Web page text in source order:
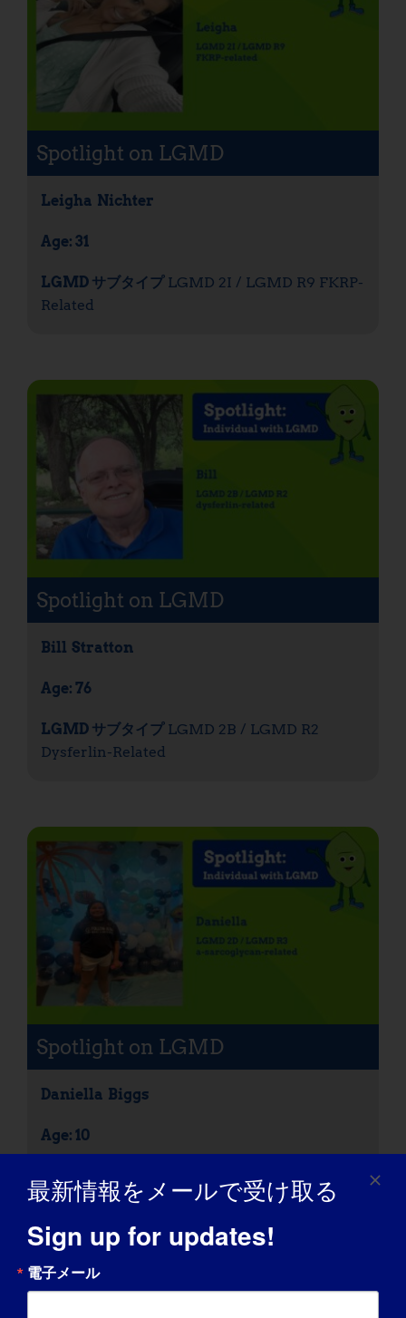
Spotlight on LGMD
Leigha Nichter
Age: 31
LGMD サブタイプLGMD 2I / LGMD R9 FKRP-
Related
Spotlight on LGMD
Bill Stratton
Age: 76
LGMD サブタイプLGMD 2B / LGMD R2
Dysferlin-Related
Spotlight on LGMD
Daniella Biggs
Age: 10
LGMD サブタイプ
LGMD 2D / LGMD R3 A-
Sarcoglycan-Related
最新情報をメールで受け取る
Sign up for updates!
電子メール